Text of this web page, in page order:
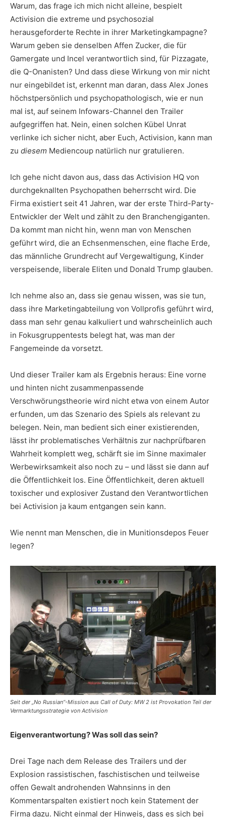
Warum, das frage ich mich nicht alleine, bespielt
Activision die extreme und psychosozial
herausgeforderte Rechte in ihrer Marketingkampagne?
Warum geben sie denselben Affen Zucker, die für
Gamergate und Incel verantwortlich sind, für Pizzagate,
die Q-Onanisten? Und dass diese Wirkung von mir nicht
nur eingebildet ist, erkennt man daran, dass Alex Jones
höchstpersönlich und psychopathologisch, wie er nun
mal ist, auf seinem Infowars-Channel den Trailer
aufgegriffen hat. Nein, einen solchen Kübel Unrat
verlinke ich sicher nicht, aber Euch, Activision, kann man
zu diesem Mediencoup natürlich nur gratulieren.
Ich gehe nicht davon aus, dass das Activision HQ von
durchgeknallten Psychopathen beherrscht wird. Die
Firma existiert seit 41 Jahren, war der erste Third-Party-
Entwickler der Welt und zählt zu den Branchengiganten.
Da kommt man nicht hin, wenn man von Menschen
geführt wird, die an Echsenmenschen, eine flache Erde,
das männliche Grundrecht auf Vergewaltigung, Kinder
verspeisende, liberale Eliten und Donald Trump glauben.
Ich nehme also an, dass sie genau wissen, was sie tun,
dass ihre Marketingabteilung von Vollprofis geführt wird,
dass man sehr genau kalkuliert und wahrscheinlich auch
in Fokusgruppentests belegt hat, was man der
Fangemeinde da vorsetzt.
Und dieser Trailer kam als Ergebnis heraus: Eine vorne
und hinten nicht zusammenpassende
Verschwörungstheorie wird nicht etwa von einem Autor
erfunden, um das Szenario des Spiels als relevant zu
belegen. Nein, man bedient sich einer existierenden,
lässt ihr problematisches Verhältnis zur nachprüfbaren
Wahrheit komplett weg, schärft sie im Sinne maximaler
Werbewirksamkeit also noch zu – und lässt sie dann auf
die Öffentlichkeit los. Eine Öffentlichkeit, deren aktuell
toxischer und explosiver Zustand den Verantwortlichen
bei Activision ja kaum entgangen sein kann.
Wie nennt man Menschen, die in Munitionsdepos Feuer
legen?
Seit der „No Russian“-Mission aus Call of Duty: MW 2 ist Provokation Teil der
Vermarktungsstrategie von Activision
Eigenverantwortung? Was soll das sein?
Drei Tage nach dem Release des Trailers und der
Explosion rassistischen, faschistischen und teilweise
offen Gewalt androhenden Wahnsinns in den
Kommentarspalten existiert noch kein Statement der
Firma dazu. Nicht einmal der Hinweis, dass es sich bei